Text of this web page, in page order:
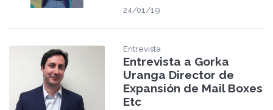
24/01/19
Entrevista
Entrevista a Gorka
Uranga Director de
Expansión de Mail Boxes
Etc